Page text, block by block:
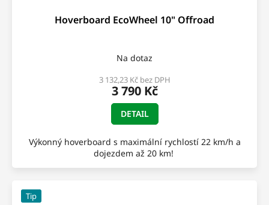
Hoverboard EcoWheel 10" Offroad
Na dotaz
3 132,23 Kč bez DPH
3 790 Kč
DETAIL
Výkonný hoverboard s maximální rychlostí 22 km/h a
dojezdem až 20 km!
Tip